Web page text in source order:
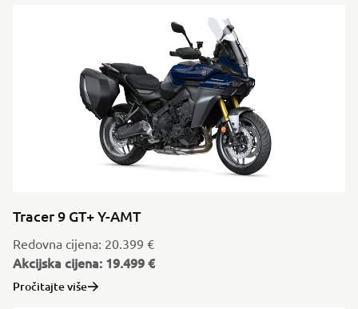
Tracer 9 GT+ Y-AMT
Redovna cijena: 20.399 €
Akcijska cijena: 19.499 €
Pročitajte više